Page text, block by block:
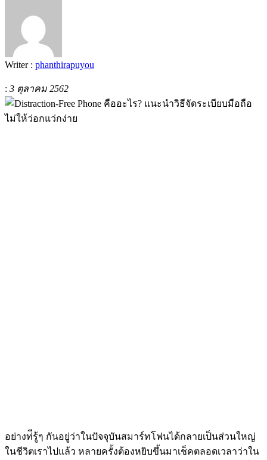
Writer : phanthirapuyou
: 3 ตุลาคม 2562
อย่างท่ีรู้ๆ กันอยู่ว่าในปัจจุบันสมาร์ทโฟนได้กลายเป็นส่วนใหญ่
ในชีวิตเราไปแล้ว หลายครั้งต้องหยิบขึ้นมาเช็คตลอดเวลาว่าใน